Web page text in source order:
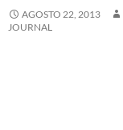
AGOSTO 22, 2013
JOURNAL